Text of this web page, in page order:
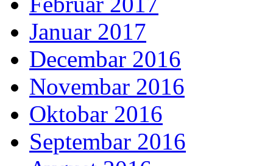
Januar 2017
Decembar 2016
Novembar 2016
Oktobar 2016
Septembar 2016